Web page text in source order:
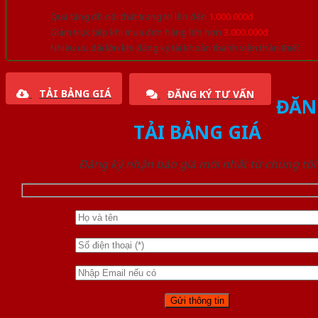
Quà tặng đồ nội thất trang trí lên đến 1.000.000đ
Giảm trực tiếp khi mua đơn hàng lớn hơn 3.000.000đ
Nhiều ưu đãi lớn khi đăng ký tài khoản thành viên thân thiết
TẢI BẢNG GIÁ ĐĂNG KÝ TƯ VẤN
TẢI BẢNG GIÁ
Đăng ký nhận báo giá mới nhất từ chúng tôi